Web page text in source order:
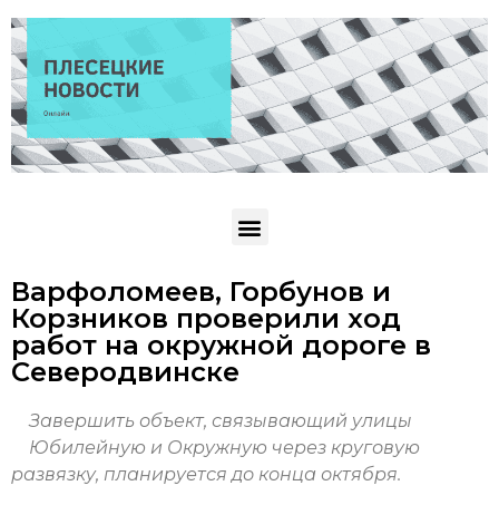
Варфоломеев, Горбунов и
Корзников проверили ход
работ на окружной дороге в
Северодвинске
Завершить объект, связывающий улицы
Юбилейную и Окружную через круговую
развязку, планируется до конца октября.